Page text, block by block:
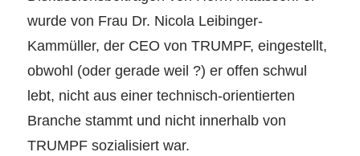
wurde von Frau Dr. Nicola Leibinger-
Kammüller, der CEO von TRUMPF, eingestellt,
obwohl (oder gerade weil ?) er offen schwul
lebt, nicht aus einer technisch-orientierten
Branche stammt und nicht innerhalb von
TRUMPF sozialisiert war.